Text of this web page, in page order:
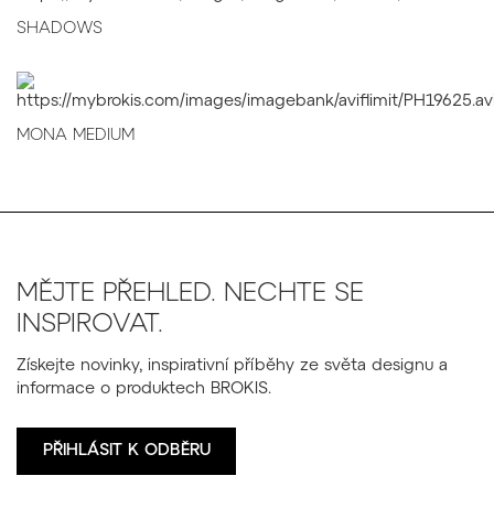
SHADOWS
MONA MEDIUM
MĚJTE PŘEHLED. NECHTE SE
INSPIROVAT.
Získejte novinky, inspirativní příběhy ze světa designu a
informace o produktech BROKIS.
PŘIHLÁSIT K ODBĚRU